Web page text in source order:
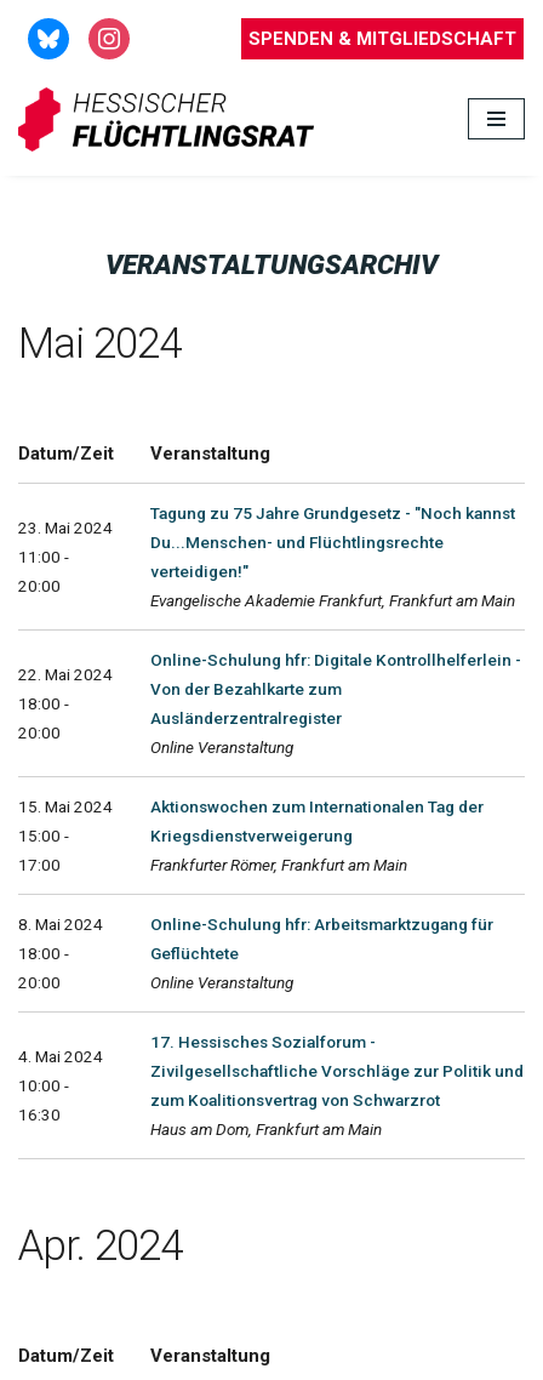
Zum
Inhalt
springen
SPENDEN & MITGLIEDSCHAFT
VERANSTALTUNGSARCHIV
Mai 2024
Datum/Zeit Veranstaltung
23. Mai 2024
11:00 -
20:00
Tagung zu 75 Jahre Grundgesetz - "Noch kannst
Du...Menschen- und Flüchtlingsrechte
verteidigen!"
Evangelische Akademie Frankfurt, Frankfurt am Main
22. Mai 2024
18:00 -
20:00
Online-Schulung hfr: Digitale Kontrollhelferlein -
Von der Bezahlkarte zum
Ausländerzentralregister
Online Veranstaltung
15. Mai 2024
15:00 -
17:00
Aktionswochen zum Internationalen Tag der
Kriegsdienstverweigerung
Frankfurter Römer, Frankfurt am Main
8. Mai 2024
18:00 -
20:00
Online-Schulung hfr: Arbeitsmarktzugang für
Geflüchtete
Online Veranstaltung
4. Mai 2024
10:00 -
16:30
17. Hessisches Sozialforum -
Zivilgesellschaftliche Vorschläge zur Politik und
zum Koalitionsvertrag von Schwarzrot
Haus am Dom, Frankfurt am Main
Apr. 2024
Datum/Zeit Veranstaltung